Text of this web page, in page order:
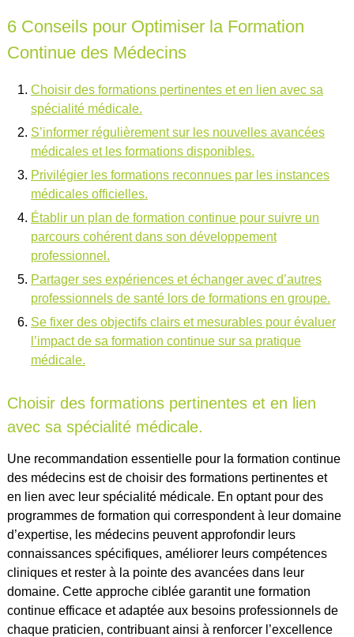
6 Conseils pour Optimiser la Formation
Continue des Médecins
Choisir des formations pertinentes et en lien avec sa
spécialité médicale.
S’informer régulièrement sur les nouvelles avancées
médicales et les formations disponibles.
Privilégier les formations reconnues par les instances
médicales officielles.
Établir un plan de formation continue pour suivre un
parcours cohérent dans son développement
professionnel.
Partager ses expériences et échanger avec d’autres
professionnels de santé lors de formations en groupe.
Se fixer des objectifs clairs et mesurables pour évaluer
l’impact de sa formation continue sur sa pratique
médicale.
Choisir des formations pertinentes et en lien
avec sa spécialité médicale.
Une recommandation essentielle pour la formation continue
des médecins est de choisir des formations pertinentes et
en lien avec leur spécialité médicale. En optant pour des
programmes de formation qui correspondent à leur domaine
d’expertise, les médecins peuvent approfondir leurs
connaissances spécifiques, améliorer leurs compétences
cliniques et rester à la pointe des avancées dans leur
domaine. Cette approche ciblée garantit une formation
continue efficace et adaptée aux besoins professionnels de
chaque praticien, contribuant ainsi à renforcer l’excellence